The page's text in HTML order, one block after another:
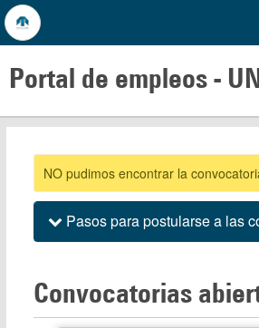
Portal de empleos -
NO pudimos encontrar la
Pasos para postularse a las
Convocatorias